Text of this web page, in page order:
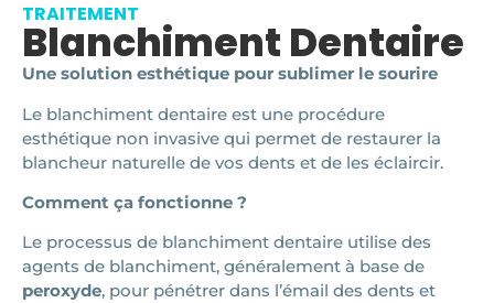
TRAITEMENT
Blanchiment Dentaire
Une solution esthétique pour sublimer le sourire
Le blanchiment dentaire est une procédure
esthétique non invasive qui permet de restaurer la
blancheur naturelle de vos dents et de les éclaircir.
Comment ça fonctionne ?
Le processus de blanchiment dentaire utilise des
agents de blanchiment, généralement à base de
peroxyde, pour pénétrer dans l’émail des dents et